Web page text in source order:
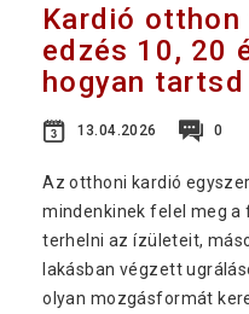
Kardió
edzés 10, 20
hogyan
13.04.2026 0
Az otthoni kardió
mindenkinek felel meg a
terhelni az ízületeit,
lakásban végzett
olyan mozgásformát